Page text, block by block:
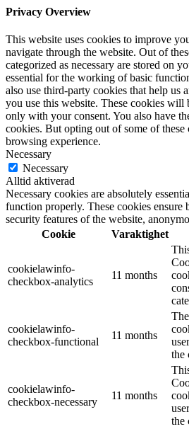
Privacy Overview
This website uses cookies to improve
navigate through the website. Out of
categorized as necessary are stored on
essential for the working of basic
also use third-party cookies that help us
you use this website. These cookies will
only with your consent. You also have
cookies. But opting out of some of
browsing experience.
Necessary
Necessary
Alltid aktiverad
Necessary cookies are absolutely
function properly. These cookies ensure
security features of the website,
Cookie
Varaktighet
cookielawinfo-
checkbox-analytics
11 months
cookielawinfo-
checkbox-functional
11 months
the
cookielawinfo-
checkbox-necessary
11 months
the